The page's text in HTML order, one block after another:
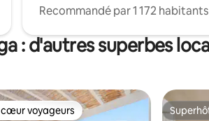
Recommandé par 1 172 habitants
: d'autres superbes
cœur voyageurs
voyageurs